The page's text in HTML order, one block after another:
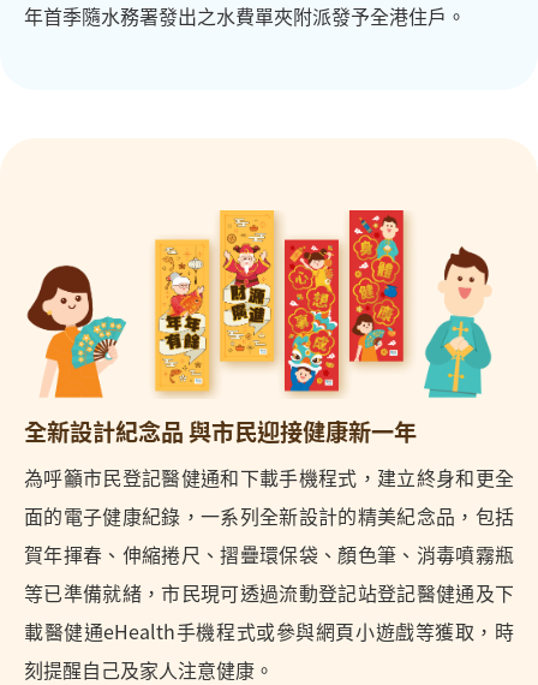
年首季隨水務署發出之水費單夾附派發予全港住戶。
全新設計紀念品 與市民迎接健康新一年
為呼籲市民登記醫健通和下載手機程式，建立終身和更全
面的電子健康紀錄，一系列全新設計的精美紀念品，包括
賀年揮春、伸縮捲尺、摺疊環保袋、顏色筆、消毒噴霧瓶
等已準備就緒，市民現可透過流動登記站登記醫健通及下
載醫健通eHealth手機程式或參與網頁小遊戲等獲取，時
刻提醒自己及家人注意健康。